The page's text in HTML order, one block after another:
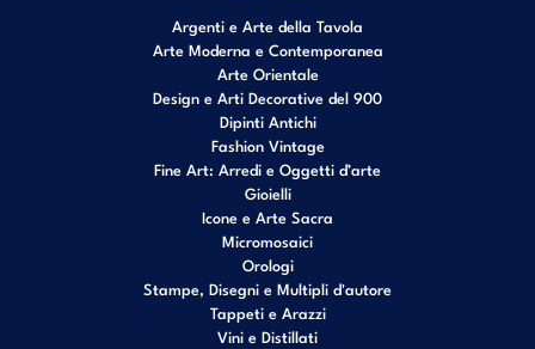
Argenti e Arte della Tavola
Arte Moderna e Contemporanea
Arte Orientale
Design e Arti Decorative del 900
Dipinti Antichi
Fashion Vintage
Fine Art: Arredi e Oggetti d’arte
Gioielli
Icone e Arte Sacra
Micromosaici
Orologi
Stampe, Disegni e Multipli d'autore
Tappeti e Arazzi
Vini e Distillati